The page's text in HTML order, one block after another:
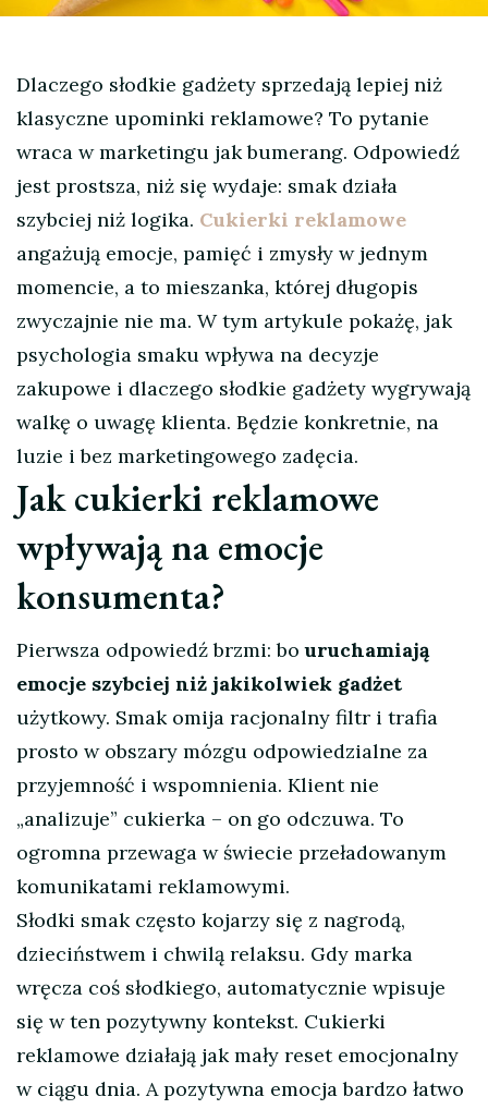
Dlaczego słodkie gadżety sprzedają lepiej niż
klasyczne upominki reklamowe? To pytanie
wraca w marketingu jak bumerang. Odpowiedź
jest prostsza, niż się wydaje: smak działa
szybciej niż logika. Cukierki reklamowe
angażują emocje, pamięć i zmysły w jednym
momencie, a to mieszanka, której długopis
zwyczajnie nie ma. W tym artykule pokażę, jak
psychologia smaku wpływa na decyzje
zakupowe i dlaczego słodkie gadżety wygrywają
walkę o uwagę klienta. Będzie konkretnie, na
luzie i bez marketingowego zadęcia.
Jak cukierki reklamowe
wpływają na emocje
konsumenta?
Pierwsza odpowiedź brzmi: bouruchamiają
emocje szybciej niż jakikolwiek gadżet
użytkowy. Smak omija racjonalny filtr i trafia
prosto w obszary mózgu odpowiedzialne za
przyjemność i wspomnienia. Klient nie
„analizuje” cukierka – on go odczuwa. To
ogromna przewaga w świecie przeładowanym
komunikatami reklamowymi.
Słodki smak często kojarzy się z nagrodą,
dzieciństwem i chwilą relaksu. Gdy marka
wręcza coś słodkiego, automatycznie wpisuje
się w ten pozytywny kontekst. Cukierki
reklamowe działają jak mały reset emocjonalny
w ciągu dnia. A pozytywna emocja bardzo łatwo